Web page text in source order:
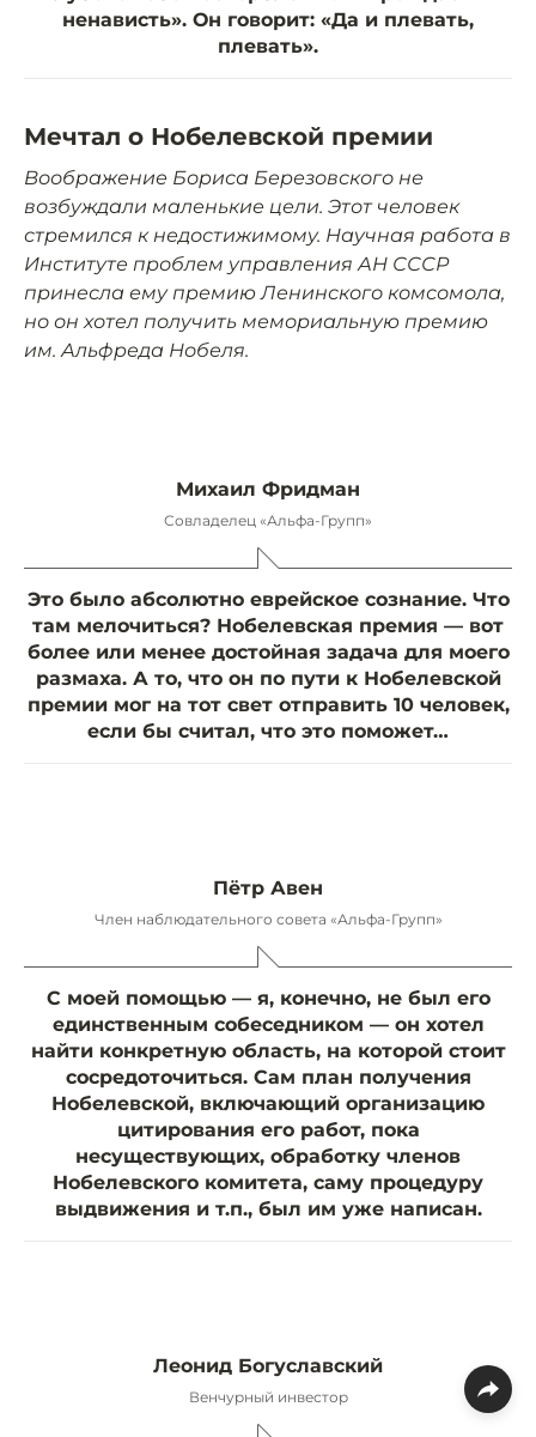
ненависть». Он говорит: «Да и плевать,
плевать».
Мечтал о Нобелевской премии
Воображение Бориса Березовского не
возбуждали маленькие цели. Этот человек
стремился к недостижимому. Научная работа в
Институте проблем управления АН СССР
принесла ему премию Ленинского комсомола,
но он хотел получить мемориальную премию
им. Альфреда Нобеля.
Михаил Фридман
Совладелец «Альфа-Групп»
Это было абсолютно еврейское сознание. Что
там мелочиться? Нобелевская премия — вот
более или менее достойная задача для моего
размаха. А то, что он по пути к Нобелевской
премии мог на тот свет отправить 10 человек,
если бы считал, что это поможет…
Пётр Авен
Член наблюдательного совета «Альфа-Групп»
С моей помощью — я, конечно, не был его
единственным собеседником — он хотел
найти конкретную область, на которой стоит
сосредоточиться. Сам план получения
Нобелевской, включающий организацию
цитирования его работ, пока
несуществующих, обработку членов
Нобелевского комитета, саму процедуру
выдвижения и т.п., был им уже написан.
Леонид Богуславский
Венчурный инвестор